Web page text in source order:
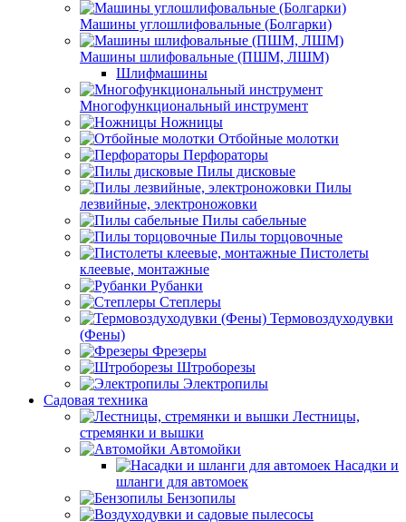
Машины углошлифовальные (Болгарки)
Машины шлифовальные (ПШМ, ЛШМ)
Шлифмашины
Многофункциональный инструмент
Ножницы
Отбойные молотки
Перфораторы
Пилы дисковые
Пилы
лезвийные, электроножовки
Пилы сабельные
Пилы торцовочные
Пистолеты
клеевые, монтажные
Рубанки
Степлеры
Термовоздуходувки
(Фены)
Фрезеры
Штроборезы
Электропилы
Садовая техника
Лестницы,
стремянки и вышки
Автомойки
Насадки и
шланги для автомоек
Бензопилы